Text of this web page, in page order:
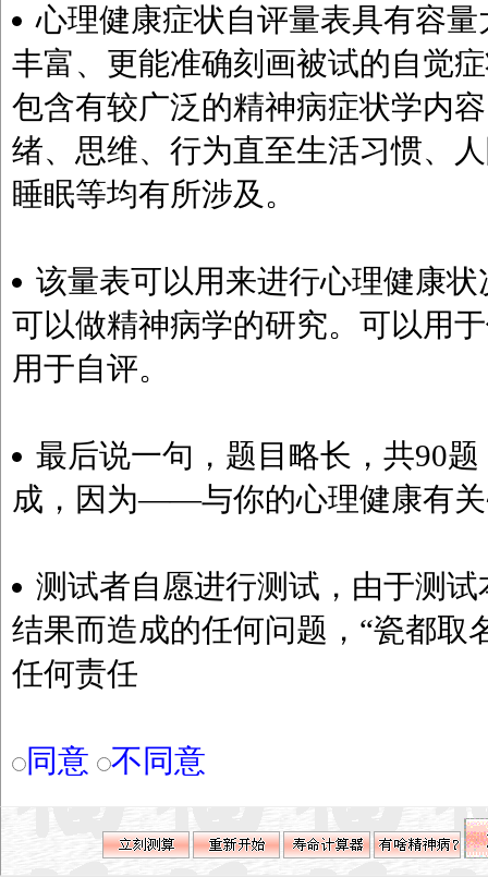
心理健康症状自评量表具有容
丰富、更能准确刻画被试的自觉
包含有较广泛的精神病症状学内
绪、思维、行为直至生活习惯、
睡眠等均有所涉及。
该量表可以用来进行心理健康
可以做精神病学的研究。可以用
用于自评。
最后说一句，题目略长，共90
成，因为——与你的心理健康有关
测试者自愿进行测试，由于测
结果而造成的任何问题，“瓷都取
任何责任
同意 不同意